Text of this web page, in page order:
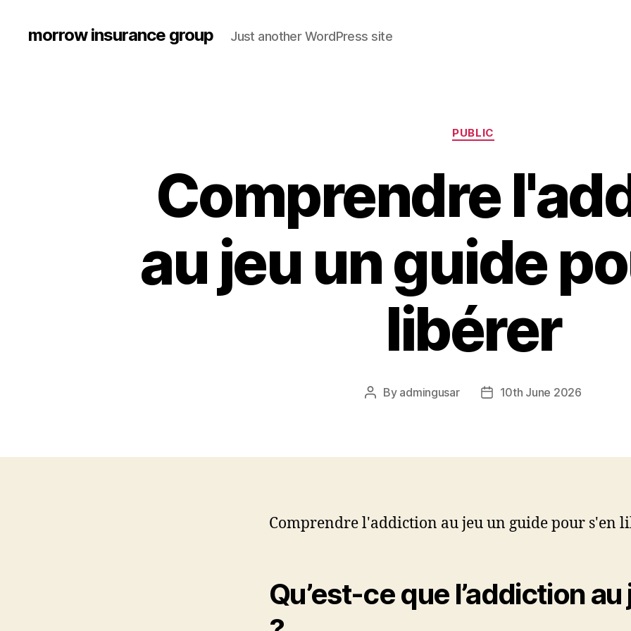
morrow insurance group Just another WordPress site
Categories
PUBLIC
Comprendre
au jeu un guide
libérer
Post
By admingusar
Post10th June 2026
Comprendre l'addiction au jeu un guide pour s'en
Qu’est-ce que l’addiction au